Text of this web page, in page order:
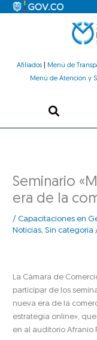
Afiliados| Menú de
Menú de Atención y
Seminario
era de la
/Capacitaciones en
Noticias,Sin categoría
La Cámara de
participar de los
nueva era de la
estrategia online»,
en al auditorio Afranio